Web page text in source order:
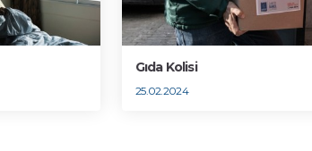
Gıda Kolisi
25.02.2024